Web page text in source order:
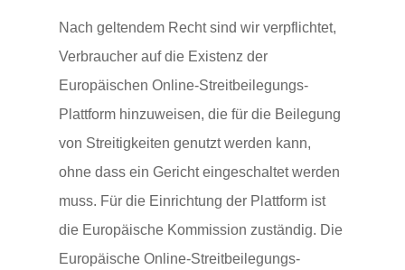
Nach geltendem Recht sind wir verpflichtet,
Verbraucher auf die Existenz der
Europäischen Online-Streitbeilegungs-
Plattform hinzuweisen, die für die Beilegung
von Streitigkeiten genutzt werden kann,
ohne dass ein Gericht eingeschaltet werden
muss. Für die Einrichtung der Plattform ist
die Europäische Kommission zuständig. Die
Europäische Online-Streitbeilegungs-